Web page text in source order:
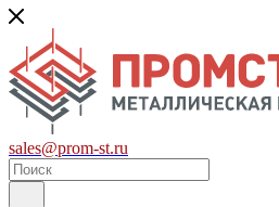
sales@prom-st.ru